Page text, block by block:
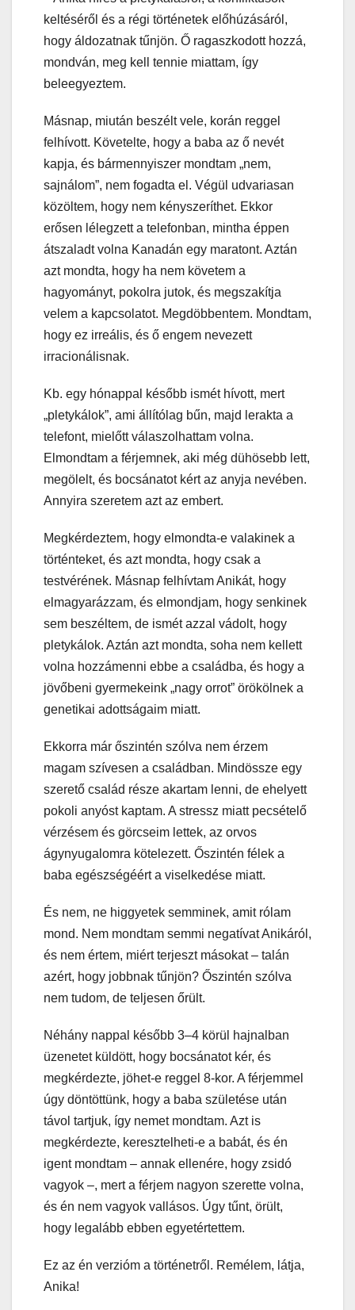
keltéséről és a régi történetek előhúzásáról,
hogy áldozatnak tűnjön. Ő ragaszkodott hozzá,
mondván, meg kell tennie miattam, így
beleegyeztem.
Másnap, miután beszélt vele, korán reggel
felhívott. Követelte, hogy a baba az ő nevét
kapja, és bármennyiszer mondtam „nem,
sajnálom”, nem fogadta el. Végül udvariasan
közöltem, hogy nem kényszeríthet. Ekkor
erősen lélegzett a telefonban, mintha éppen
átszaladt volna Kanadán egy maratont. Aztán
azt mondta, hogy ha nem követem a
hagyományt, pokolra jutok, és megszakítja
velem a kapcsolatot. Megdöbbentem. Mondtam,
hogy ez irreális, és ő engem nevezett
irracionálisnak.
Kb. egy hónappal később ismét hívott, mert
„pletykálok”, ami állítólag bűn, majd lerakta a
telefont, mielőtt válaszolhattam volna.
Elmondtam a férjemnek, aki még dühösebb lett,
megölelt, és bocsánatot kért az anyja nevében.
Annyira szeretem azt az embert.
Megkérdeztem, hogy elmondta-e valakinek a
történteket, és azt mondta, hogy csak a
testvérének. Másnap felhívtam Anikát, hogy
elmagyarázzam, és elmondjam, hogy senkinek
sem beszéltem, de ismét azzal vádolt, hogy
pletykálok. Aztán azt mondta, soha nem kellett
volna hozzámenni ebbe a családba, és hogy a
jövőbeni gyermekeink „nagy orrot” örökölnek a
genetikai adottságaim miatt.
Ekkorra már őszintén szólva nem érzem
magam szívesen a családban. Mindössze egy
szerető család része akartam lenni, de ehelyett
pokoli anyóst kaptam. A stressz miatt pecsételő
vérzésem és görcseim lettek, az orvos
ágynyugalomra kötelezett. Őszintén félek a
baba egészségéért a viselkedése miatt.
És nem, ne higgyetek semminek, amit rólam
mond. Nem mondtam semmi negatívat Anikáról,
és nem értem, miért terjeszt másokat – talán
azért, hogy jobbnak tűnjön? Őszintén szólva
nem tudom, de teljesen őrült.
Néhány nappal később 3–4 körül hajnalban
üzenetet küldött, hogy bocsánatot kér, és
megkérdezte, jöhet-e reggel 8-kor. A férjemmel
úgy döntöttünk, hogy a baba születése után
távol tartjuk, így nemet mondtam. Azt is
megkérdezte, keresztelheti-e a babát, és én
igent mondtam – annak ellenére, hogy zsidó
vagyok –, mert a férjem nagyon szerette volna,
és én nem vagyok vallásos. Úgy tűnt, örült,
hogy legalább ebben egyetértettem.
Ez az én verzióm a történetről. Remélem, látja,
Anika!